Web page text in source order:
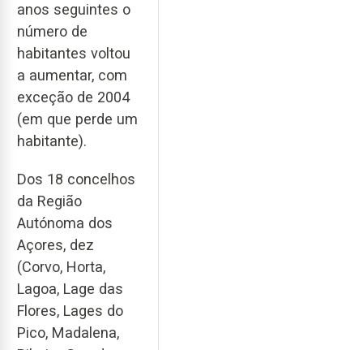
anos seguintes o
número de
habitantes voltou
a aumentar, com
exceção de 2004
(em que perde um
habitante).
Dos 18 concelhos
da Região
Autónoma dos
Açores, dez
(Corvo, Horta,
Lagoa, Lage das
Flores, Lages do
Pico, Madalena,